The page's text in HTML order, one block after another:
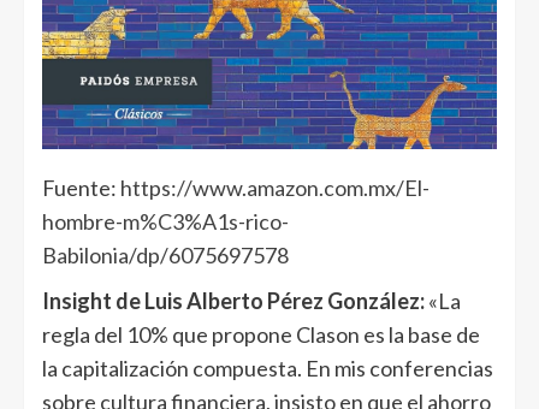
Fuente: https://www.amazon.com.mx/El-
hombre-m%C3%A1s-rico-
Babilonia/dp/6075697578
Insight de Luis Alberto Pérez González:«La
regla del 10% que propone Clason es la base de
la capitalización compuesta. En mis conferencias
sobre cultura financiera, insisto en que el ahorro